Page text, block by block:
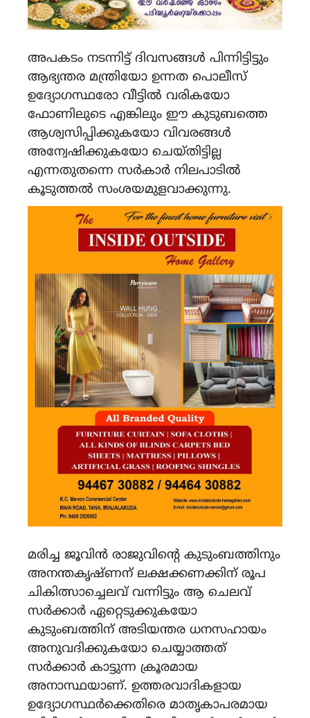
അപകടം നടന്നിട്ട് ദിവസങ്ങൾ പിന്നിട്ടിട്ടും
ആഭ്യന്തര മന്ത്രിയോ ഉന്നത പൊലീസ്
ഉദ്യോഗസ്ഥരോ വീട്ടിൽ വരികയോ
ഫോണിലുടെ എങ്കിലും ഈ കുടുബത്തെ
ആശ്വസിപ്പിക്കുകയോ വിവരങ്ങൾ
അന്വേഷിക്കുകയോ ചെയ്തിട്ടില്ല
എന്നതുതന്നെ സർകാർ നിലപാടിൽ
കൂടുത്തൽ സംശയമുളവാക്കുന്നു.
മരിച്ച ജൂവിൻ രാജുവിന്റെ കുടുംബത്തിനും
അനന്തകൃഷ്‌ണന്‌ ലക്ഷക്കണക്കിന് രൂപ
ചികിത്സാച്ചെലവ് വന്നിട്ടും ആ ചെലവ്
സർക്കാർ ഏറ്റെടുക്കുകയോ
കുടുംബത്തിന് അടിയന്തര ധനസഹായം
അനുവദിക്കുകയോ ചെയ്യാത്തത്
സർക്കാർ കാട്ടുന്ന ക്രൂരമായ
അനാസ്ഥയാണ്. ഉത്തരവാദികളായ
ഉദ്യോഗസ്ഥർക്കെതിരെ മാതൃകാപരമായ